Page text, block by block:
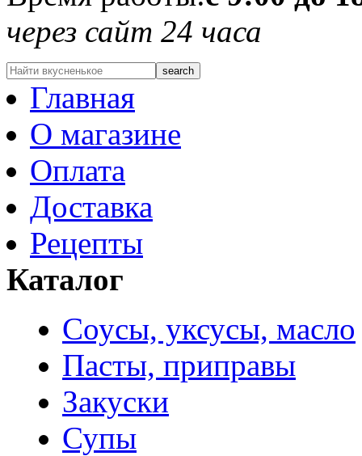
через сайт 24 часа
Главная
О магазине
Оплата
Доставка
Рецепты
Каталог
Соусы, уксусы, масло
Пасты, приправы
Закуски
Супы